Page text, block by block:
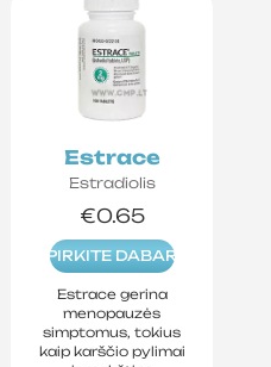
Estrace
Estradiolis
€0.65
PIRKITE DABAR
Estrace gerina
menopauzės
simptomus, tokius
kaip karščio pylimai